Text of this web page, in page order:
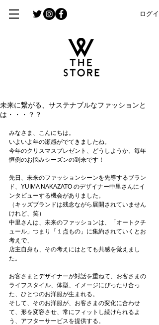
ログイ
未来に繋がる、サステナブルなファッションと
は・・・？？
みなさま、こんにちは。
いよいよ年の瀬感がでてきましたね。
今年のクリスマスプレゼント、どうしようか、毎年
恒例のお悩みシーズンの到来です！
先日、未来のファッションシーンを先導するブラン
ド、YUIMA NAKAZATO のデザイナー中里さんにイ
ンタビューする機会がありました。
（キッズブランドは残念ながら展開されていません
けれど、笑）
中里さんは、未来のファッションは、「オートクチ
ュール」つまり「１点もの」に集約されていくとお
考えで、
店主自身も、その考えにはとても共感を覚えまし
た。
お客さまとデザイナーが対話を重ねて、お客さまの
ライフスタイル、体型、イメージにぴったり合っ
た、ひとつのお洋服が生まれる。
そして、そのお洋服が、お客さまの変化に合わせ
て、形を変容させ、常にフィットし続けられるよ
う、アフターサービスを提供する。